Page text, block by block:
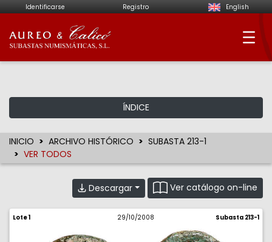
Identificarse Registro English
Aureo & Calicó -
ÍNDICE
INICIO ARCHIVO HISTÓRICO
SUBASTA 213-1
VER TODOS
Descargar Ver catálogo on-line
Lote 1 29/10/2008 Subasta 213-1